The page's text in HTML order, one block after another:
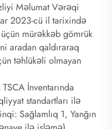
Məlumat Vərəqi
2023-cü il tarixində
üçün mürəkkəb gömrük
aradan qaldıraraq
təhlükəli olmayan
İnventarında
standartları ilə
Sağlamlıq 1, Yanğın